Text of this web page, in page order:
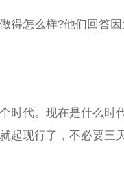
得怎么样?他们回答
时代。现在是什么时
起现行了，不必要三